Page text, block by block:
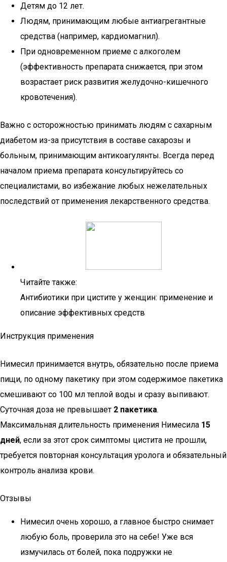
Детям до 12 лет.
Людям, принимающим любые антиагрегантные
средства (например, кардиомагнил).
При одновременном приеме с алкоголем
(эффективность препарата снижается, при этом
возрастает риск развития желудочно-кишечного
кровотечения).
Важно с осторожностью принимать людям с сахарным
диабетом из-за присутствия в составе сахарозы и
больным, принимающим антикоагулянты. Всегда перед
началом приема препарата консультируйтесь со
специалистами, во избежание любых нежелательных
последствий от применения лекарственного средства.
Читайте также:
Антибиотики при цистите у женщин: применение и
описание эффективных средств
Инструкция применения
Нимесил принимается внутрь, обязательно после приема
пищи, по одному пакетику при этом содержимое пакетика
смешивают со 100 мл теплой воды и сразу выпивают.
Суточная доза не превышает 2 пакетика.
Максимальная длительность применения Нимесила 15
дней, если за этот срок симптомы цистита не прошли,
требуется повторная консультация уролога и обязательный
контроль анализа крови.
Отзывы
Нимесил очень хорошо, а главное быстро снимает
любую боль, проверила это на себе! Уже вся
измучилась от болей, пока подружки не